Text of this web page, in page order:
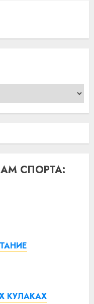
СПОРТА:
КУЛАКАХ